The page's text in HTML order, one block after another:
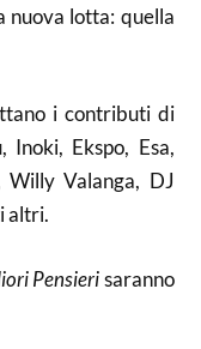
nuova lotta: quella
i contributi di
Ekspo, Esa,
Willy Valanga, DJ
altri.
Pensierisaranno